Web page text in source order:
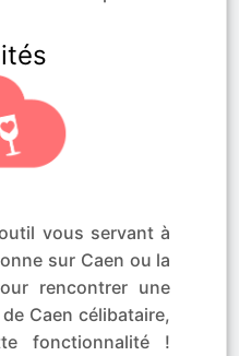
vous servant à
sur Caen ou la
rencontrer une
Caen célibataire,
fonctionnalité !